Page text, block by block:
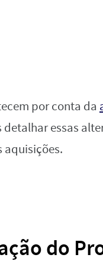
por conta da
detalhar essas
aquisições.
do